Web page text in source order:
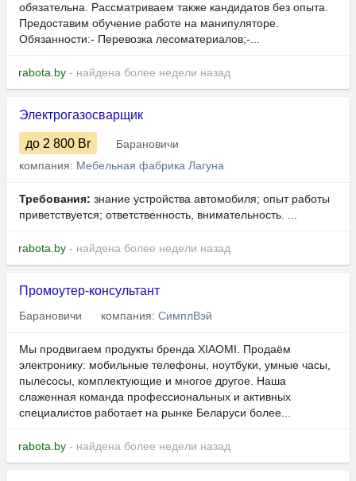
обязательна. Рассматриваем также кандидатов без опыта.
Предоставим обучение работе на манипуляторе.
Обязанности:- Перевозка лесоматериалов;-...
rabota.by - найдена более недели назад
Электрогазосварщик
до 2 800 Br
Барановичи
компания: Мебельная фабрика Лагуна
Требования: знание устройства автомобиля; опыт работы
приветствуется; ответственность, внимательность. ...
rabota.by - найдена более недели назад
Промоутер-консультант
Барановичи компания: СимплВэй
Мы продвигаем продукты бренда XIAOMI. Продаём
электронику: мобильные телефоны, ноутбуки, умные часы,
пылесосы, комплектующие и многое другое. Наша
слаженная команда профессиональных и активных
специалистов работает на рынке Беларуси более...
rabota.by - найдена более недели назад